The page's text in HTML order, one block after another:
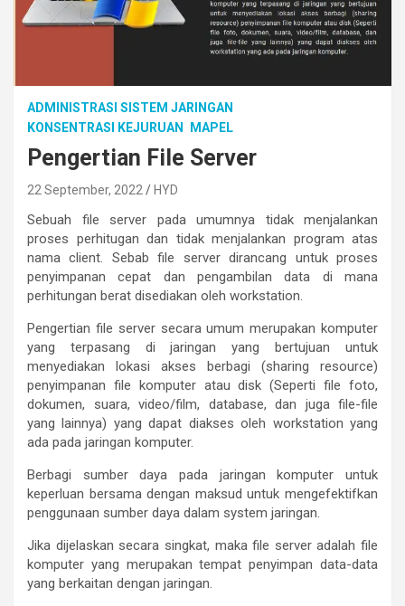
ADMINISTRASI SISTEM JARINGAN
KONSENTRASI KEJURUAN
MAPEL
Pengertian File Server
22 September, 2022 HYD
Sebuah file server pada umumnya tidak menjalankan
proses perhitugan dan tidak menjalankan program atas
nama client. Sebab file server dirancang untuk proses
penyimpanan cepat dan pengambilan data di mana
perhitungan berat disediakan oleh workstation.
Pengertian file server secara umum merupakan komputer
yang terpasang di jaringan yang bertujuan untuk
menyediakan lokasi akses berbagi (sharing resource)
penyimpanan file komputer atau disk (Seperti file foto,
dokumen, suara, video/film, database, dan juga file-file
yang lainnya) yang dapat diakses oleh workstation yang
ada pada jaringan komputer.
Berbagi sumber daya pada jaringan komputer untuk
keperluan bersama dengan maksud untuk mengefektifkan
penggunaan sumber daya dalam system jaringan.
Jika dijelaskan secara singkat, maka file server adalah file
komputer yang merupakan tempat penyimpan data-data
yang berkaitan dengan jaringan.